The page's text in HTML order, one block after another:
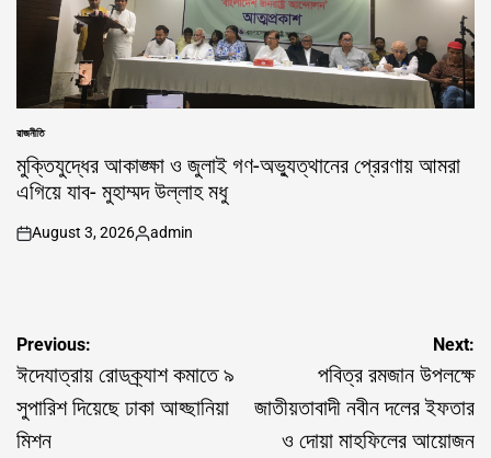
POSTED
রাজনীতি
মুক্তিযুদ্ধের আকাঙ্ক্ষা ও জুলাই গণ-অভ্যুত্থানের প্রেরণায় আমরা
এগিয়ে যাব- মুহাম্মদ উল্লাহ মধু
on
August 3, 2026
Posted
admin
Post
navigation
Previous:
ঈদেযাত্রায় রোডক্র্যাশ কমাতে ৯
সুপারিশ দিয়েছে ঢাকা আহ্ছানিয়া
মিশন
Next:
পবিত্র রমজান উপলক্ষে
জাতীয়তাবাদী নবীন দলের ইফতার
ও দোয়া মাহফিলের আয়োজন